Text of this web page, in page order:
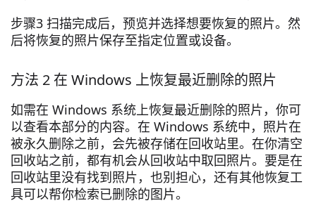
步骤3 扫描完成后，预览并选择想要恢复的照片。然
后将恢复的照片保存至指定位置或设备。
方法 2 在 Windows 上恢复最近删除的照片
如需在 Windows 系统上恢复最近删除的照片，你可
以查看本部分的内容。在 Windows 系统中，照片在
被永久删除之前，会先被存储在回收站里。在你清空
回收站之前，都有机会从回收站中取回照片。要是在
回收站里没有找到照片，也别担心，还有其他恢复工
具可以帮你检索已删除的图片。